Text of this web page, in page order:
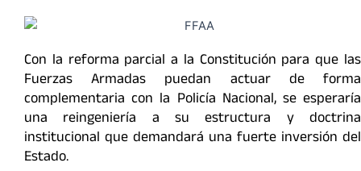
Con la reforma parcial a la Constitución para que las
Fuerzas Armadas puedan actuar de forma
complementaria con la Policía Nacional, se esperaría
una reingeniería a su estructura y doctrina
institucional que demandará una fuerte inversión del
Estado.